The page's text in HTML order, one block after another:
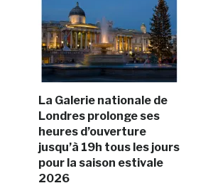
La Galerie nationale de
Londres prolonge ses
heures d’ouverture
jusqu’à 19h tous les jours
pour la saison estivale
2026